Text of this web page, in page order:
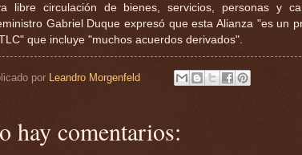
libre circulación de bienes, servicios, personas y
Gabriel Duque expresó que esta Alianza "es un
que incluye "muchos acuerdos derivados".
por Leandro Morgenfeld
hay comentarios: